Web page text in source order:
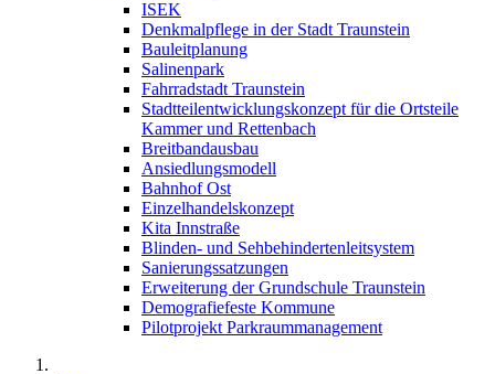
ISEK
Denkmalpflege in der Stadt Traunstein
Bauleitplanung
Salinenpark
Fahrradstadt Traunstein
Stadtteilentwicklungskonzept für die Ortsteile
Kammer und Rettenbach
Breitbandausbau
Ansiedlungsmodell
Bahnhof Ost
Einzelhandelskonzept
Kita Innstraße
Blinden- und Sehbehindertenleitsystem
Sanierungssatzungen
Erweiterung der Grundschule Traunstein
Demografiefeste Kommune
Pilotprojekt Parkraummanagement